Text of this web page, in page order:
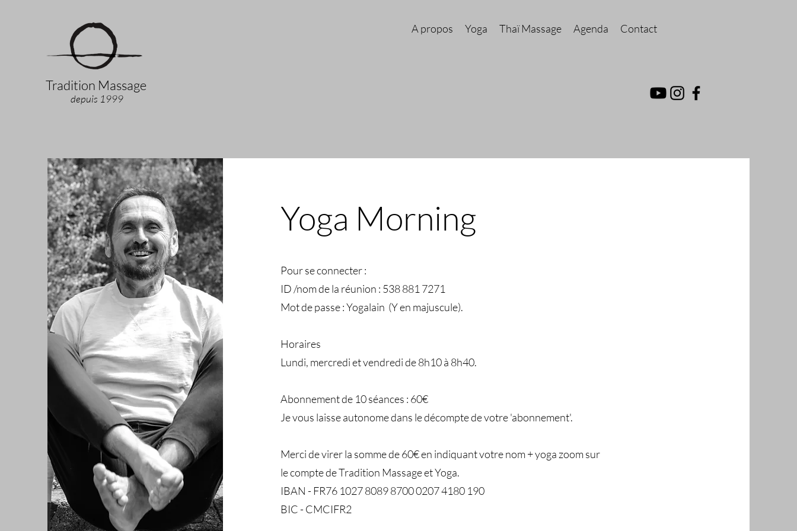
Tradition Massage
depuis 1999
A propos Yoga Thaï Massage Agenda Contact
Yoga Morning
Pour se connecter :
ID /nom de la réunion : 538 881 7271
Mot de passe : Yogalain (Y en majuscule).
Horaires
Lundi, mercredi et vendredi de 8h10 à 8h40.
Abonnement de 10 séances : 60€
Je vous laisse autonome dans le décompte de votre 'abonnement'.
Merci de virer la somme de 60€ en indiquant votre nom + yoga zoom sur
le compte de Tradition Massage et Yoga.
IBAN - FR76 1027 8089 8700 0207 4180 190
BIC - CMCIFR2